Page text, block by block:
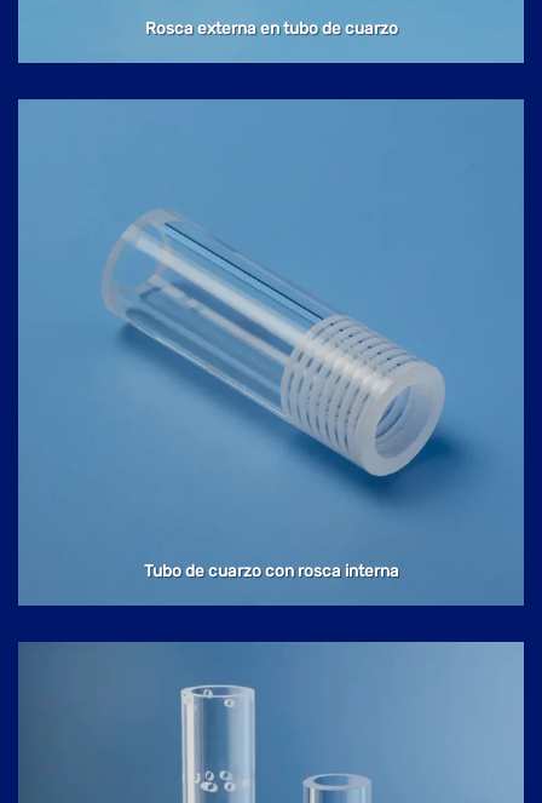
Rosca externa en tubo de cuarzo
Tubo de cuarzo con rosca interna